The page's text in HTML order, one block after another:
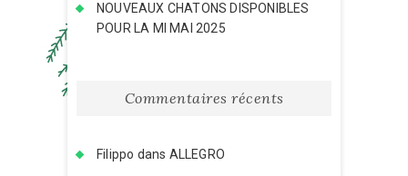
NOUVEAUX CHATONS DISPONIBLES
POUR LA MI MAI 2025
Commentaires récents
Filippo dans ALLEGRO